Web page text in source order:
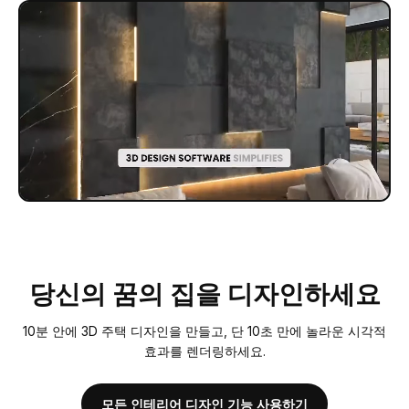
당신의 꿈의 집을 디자인하세요
10분 안에 3D 주택 디자인을 만들고, 단 10초 만에 놀라운 시각적
효과를 렌더링하세요.
모든 인테리어 디자인 기능 사용하기